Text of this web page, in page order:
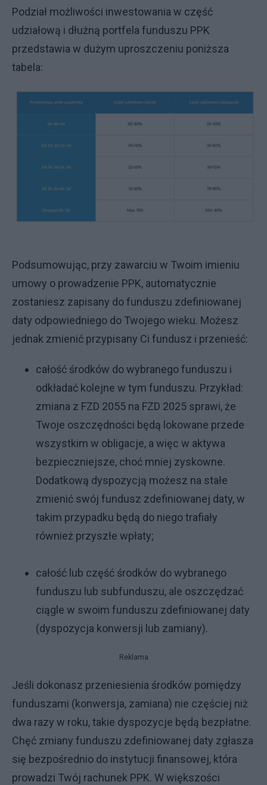
Podział możliwości inwestowania w część
udziałową i dłużną portfela funduszu PPK
przedstawia w dużym uproszczeniu poniższa
tabela:
Podsumowując, przy zawarciu w Twoim imieniu
umowy o prowadzenie PPK, automatycznie
zostaniesz zapisany do funduszu zdefiniowanej
daty odpowiedniego do Twojego wieku. Możesz
jednak zmienić przypisany Ci fundusz i przenieść:
całość środków do wybranego funduszu i
odkładać kolejne w tym funduszu. Przykład:
zmiana z FZD 2055 na FZD 2025 sprawi, że
Twoje oszczędności będą lokowane przede
wszystkim w obligacje, a więc w aktywa
bezpieczniejsze, choć mniej zyskowne.
Dodatkową dyspozycją możesz na stałe
zmienić swój fundusz zdefiniowanej daty, w
takim przypadku będą do niego trafiały
również przyszłe wpłaty;
całość lub część środków do wybranego
funduszu lub subfunduszu, ale oszczędzać
ciągle w swoim funduszu zdefiniowanej daty
(dyspozycja konwersji lub zamiany).
Reklama
Jeśli dokonasz przeniesienia środków pomiędzy
funduszami (konwersja, zamiana) nie częściej niż
dwa razy w roku, takie dyspozycje będą bezpłatne.
Chęć zmiany funduszu zdefiniowanej daty zgłasza
się bezpośrednio do instytucji finansowej, która
prowadzi Twój rachunek PPK. W większości